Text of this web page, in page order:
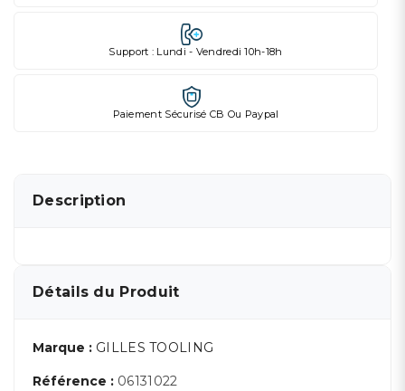
Support : Lundi - Vendredi 10h-18h
Paiement Sécurisé CB Ou Paypal
Description
Détails du Produit
Marque : GILLES TOOLING
Référence : 06131022